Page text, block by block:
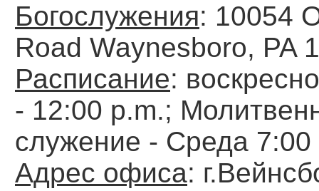
Богослужения: 10054
Road Waynesboro, PA
Расписание:
- 12:00 p.m.;
служение - Среда 7:00
Адрес офиса: